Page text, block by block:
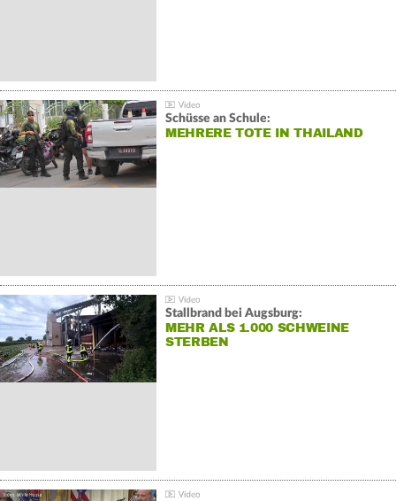
Schüsse an Schule:
MEHRERE TOTE IN THAILAND
Stallbrand bei Augsburg:
MEHR ALS 1.000 SCHWEINE
STERBEN